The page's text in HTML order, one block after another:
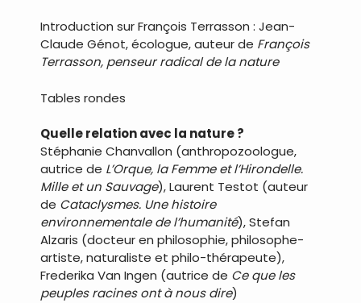
Introduction sur François Terrasson : Jean-
Claude Génot, écologue, auteur de François
Terrasson, penseur radical de la nature
Tables rondes
Quelle relation avec la nature ?
Stéphanie Chanvallon (anthropozoologue,
autrice de L’Orque, la Femme et l’Hirondelle.
Mille et un Sauvage), Laurent Testot (auteur
de Cataclysmes. Une histoire
environnementale de l’humanité), Stefan
Alzaris (docteur en philosophie, philosophe-
artiste, naturaliste et philo-thérapeute),
Frederika Van Ingen (autrice de Ce que les
peuples racines ont à nous dire)